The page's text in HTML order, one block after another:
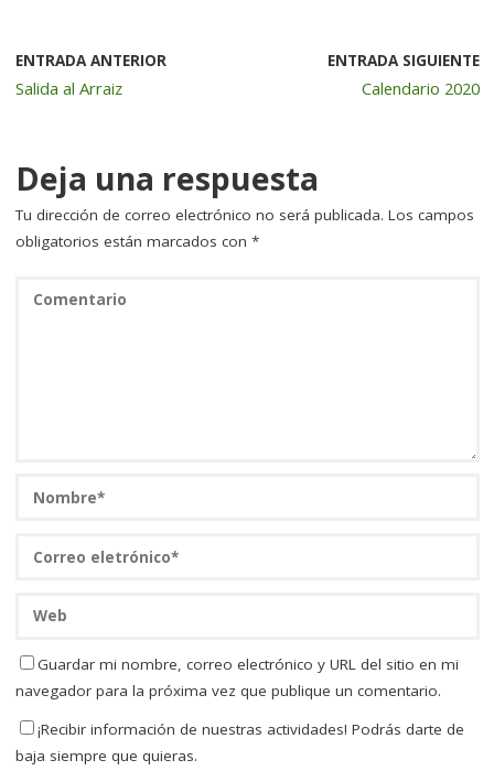
b
o
k
r dI
ENTRADA ANTERIOR
Salida al Arraiz
ENTRADA SIGUIENTE
Calendario 2020
Deja una respuesta
Tu dirección de correo electrónico no será publicada. Los campos
obligatorios están marcados con *
Guardar mi nombre, correo electrónico y URL del sitio en mi
navegador para la próxima vez que publique un comentario.
¡Recibir información de nuestras actividades! Podrás darte de
baja siempre que quieras.